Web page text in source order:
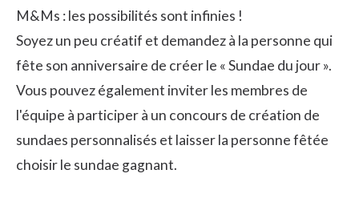
M&Ms : les possibilités sont infinies !
Soyez un peu créatif et demandez à la personne qui
fête son anniversaire de créer le « Sundae du jour ».
Vous pouvez également inviter les membres de
l'équipe à participer à un concours de création de
sundaes personnalisés et laisser la personne fêtée
choisir le sundae gagnant.